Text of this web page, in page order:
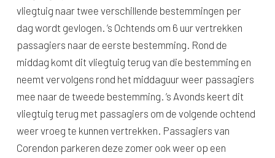
vliegtuig naar twee verschillende bestemmingen per
dag wordt gevlogen. ’s Ochtends om 6 uur vertrekken
passagiers naar de eerste bestemming. Rond de
middag komt dit vliegtuig terug van die bestemming en
neemt vervolgens rond het middaguur weer passagiers
mee naar de tweede bestemming. ’s Avonds keert dit
vliegtuig terug met passagiers om de volgende ochtend
weer vroeg te kunnen vertrekken. Passagiers van
Corendon parkeren deze zomer ook weer op een